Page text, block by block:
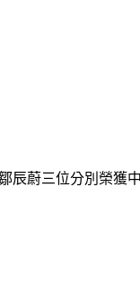
辰蔚三位分別榮獲